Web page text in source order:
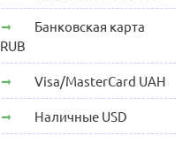
Банковская карта
RUB
Visa/MasterCard UAH
Наличные USD